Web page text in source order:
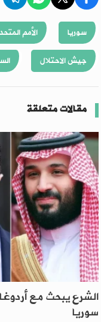
سوريا الأمم
جيش الاحتلال
مقالات متعلقة
الشرع يبحث مع
سوريا